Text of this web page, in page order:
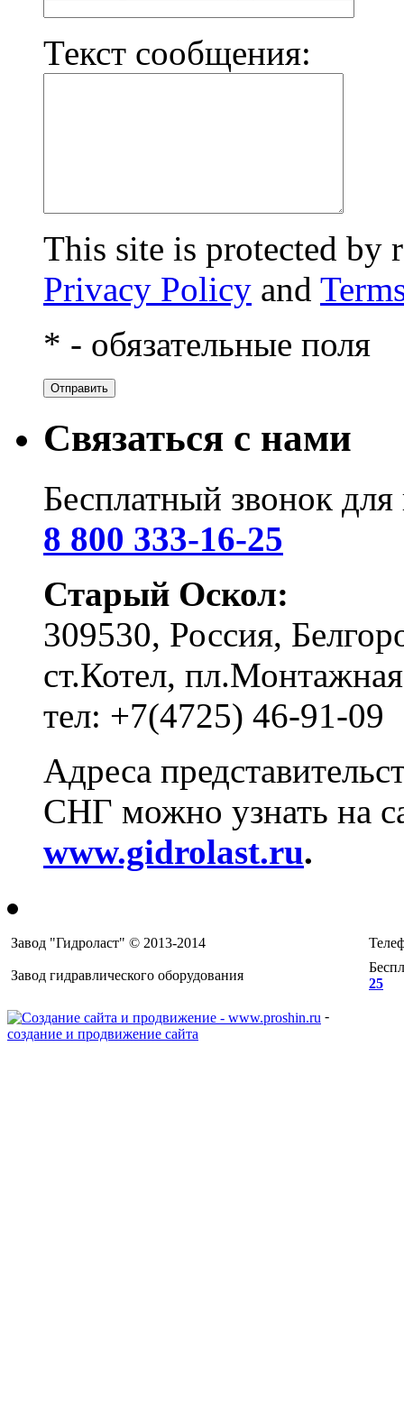
Текст сообщения:
This site is protected by
Privacy Policy and
* - обязательные поля
Связаться с нами
Бесплатный звонок
8 800 333-16-25
Старый Оскол:
309530, Россия,
ст.Котел,
тел: +7(4725) 46-91-09
Адреса
СНГ можно узнать на
www.gidrolast.ru.
Завод "Гидроласт" © 2013-2014
Завод гидравлического оборудования
25
-
создание и продвижение сайта